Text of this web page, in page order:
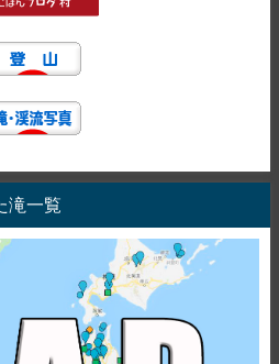
滝一覧